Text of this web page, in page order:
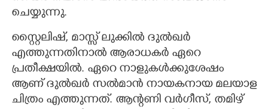
ചെയ്യുന്നു.
സ്റ്റൈലിഷ്, മാസ്സ് ലുക്കിൽ ദുൽഖർ
എത്തുന്നതിനാൽ ആരാധകർ ഏറെ
പ്രതീക്ഷയിൽ. ഏറെ നാളുകൾക്കുശേഷം
ആണ് ദുൽഖർ സൽമാൻ നായകനായ മലയാള
ചിത്രം എത്തുന്നത്. ആന്റണി വർഗീസ്, തമിഴ്